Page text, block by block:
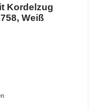
Kordelzug
Weiß